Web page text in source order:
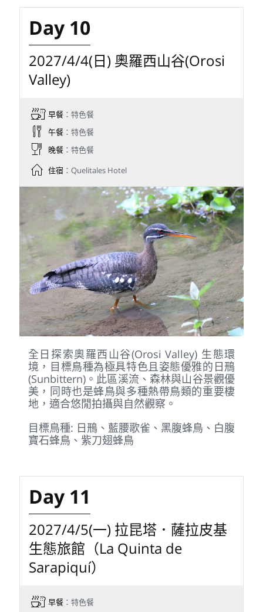
2027/4/3(六) 綠咬鵑天堂旅館賞
鳥 (Paraíso del Quetzal)
早餐：特色餐
午餐：特色餐
住宿：Quelitales Hotel
上午造訪綠咬鵑天堂旅館(Paraíso del
Quetzal)，把握最後機會觀賞鳳尾綠咬鵑。
午後前往景色優美的奧羅西山谷(Orosi
Valley)，入住森林溪谷中的Quelitales
Hotel，享受被瀑布與熱帶森林包圍的寧靜住
宿體驗。
目標鳥種: 長尾絲鶲、熱帶鳴角鴞、綠額矛嘴
蜂鳥、大腳雀、焰喉蟲森鶯
Day 10
2027/4/4(日) 奧羅西山谷(Orosi
Valley)
早餐：特色餐
晚餐：特色餐